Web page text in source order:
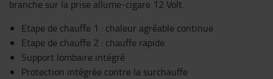
branche sur la prise allume-cigare 12 Volt.
Etape de chauffe 1 : chaleur agréable continue
Etape de chauffe 2 : chauffe rapide
Support lombaire intégré
Protection intégrée contre la surchauffe